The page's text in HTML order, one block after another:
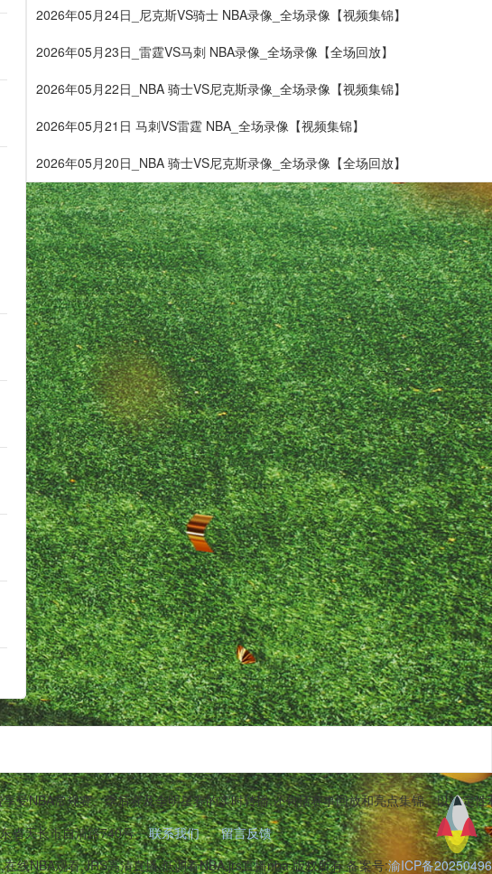
2026年05月24日_尼克斯VS骑士 NBA录像_全场录像【视频集锦】
2026年05月23日_雷霆VS马刺 NBA录像_全场录像【全场回放】
2026年05月22日_NBA 骑士VS尼克斯录像_全场录像【视频集锦】
2026年05月21日 马刺VS雷霆 NBA_全场录像【视频集锦】
2026年05月20日_NBA 骑士VS尼克斯录像_全场录像【全场回放】
NBA常规赛、季后赛及全明星赛的实时转播,还包括赛事回放和亮点集锦。以稳定
省天长市自清路740号 联系我们
留言反馈
线NBA观看,JRS高清直播,低调看NBA,jrs直播nba 版权所有 备案号:渝ICP备